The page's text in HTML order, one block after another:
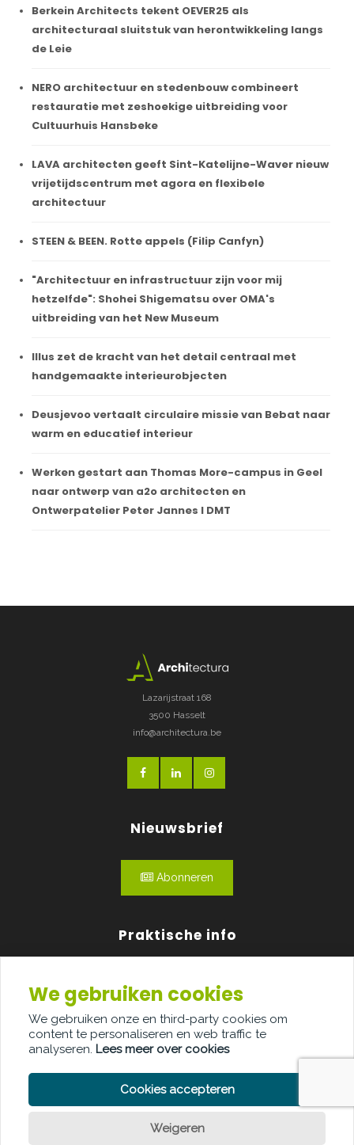
Berkein Architects tekent OEVER25 als
architecturaal sluitstuk van herontwikkeling langs
de Leie
NERO architectuur en stedenbouw combineert
restauratie met zeshoekige uitbreiding voor
Cultuurhuis Hansbeke
LAVA architecten geeft Sint-Katelijne-Waver nieuw
vrijetijdscentrum met agora en flexibele
architectuur
STEEN & BEEN. Rotte appels (Filip Canfyn)
"Architectuur en infrastructuur zijn voor mij
hetzelfde": Shohei Shigematsu over OMA's
uitbreiding van het New Museum
Illus zet de kracht van het detail centraal met
handgemaakte interieurobjecten
Deusjevoo vertaalt circulaire missie van Bebat naar
warm en educatief interieur
Werken gestart aan Thomas More-campus in Geel
naar ontwerp van a2o architecten en
Ontwerpatelier Peter Jannes I DMT
Lazarijstraat 168
3500 Hasselt
info@architectura.be
Nieuwsbrief
Abonneren
Praktische info
Over ons
Adverteren
Contact
We gebruiken cookies
We gebruiken onze en third-party cookies om
content te personaliseren en web traffic te
analyseren. Lees meer over cookies
Cookies accepteren
Weigeren